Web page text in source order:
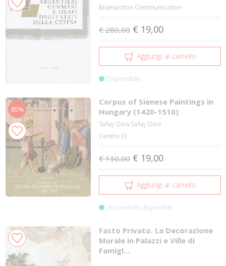
Brainaction Communication
€ 280,00 € 19,00
Aggiungi al carrello
Disponibile
85%
Corpus of Sienese Paintings in
Hungary (1420-1510)
Sallay Dóra;Sallay Dora
Centro Di
€ 130,00 € 19,00
Aggiungi al carrello
10 prodotti disponibili
Fasto Privato. La Decorazione
Murale in Palazzi e Ville di
Famigl...